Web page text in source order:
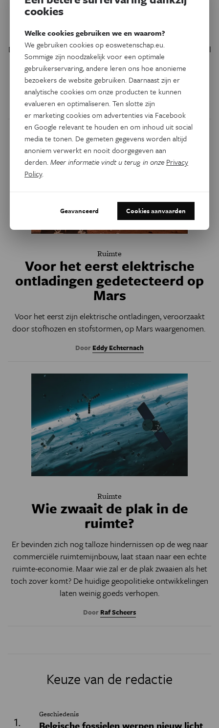
Roterend planetenstelsel in
wording
Deze hemelse draaikolk is geen spiraalvormig sterrenstelsel
op grote afstand in het heelal, maar een ronddraaiende
schijf van gas- en stofdeeltjes waaruit nieuwe planeten
ontstaan.
DoorGovert Schilling
Ruimte
Voor het eerst elektrische
ontladingen gedetecteerd op
Mars
Voor het eerst zijn elektrische ontladingen, veroorzaakt
door stofhozen en stofstormen, op Mars waargenomen.
Door Eddy Echternach
Ruimte
Wie zwaait de plak in de
ruimte?
Er bevinden zich nog talloze hindernissen op de weg naar
commerciële ruimtemijnbouw, laat staan naar een echte
ruimte-economie. Maar wie zal er de plak zwaaien als het
toch zover komt? De huidige geopolitieke ontwikkelingen
laten weinig goeds verhopen.
Door Raf Scheers
Keuze van de redactie
Geschiedenis
Belgische fossielen werpen nieuw licht
cookies
Welke cookies gebruiken we en waarom?
We gebruiken cookies op eoswetenschap.eu.
Sommige zijn noodzakelijk voor een optimale
gebruikerservaring, andere leren ons hoe anonieme
bezoekers de website gebruiken. Daarnaast zijn er
analytische cookies om onze producten te kunnen
evalueren en optimaliseren. Ten slotte zijn
er marketing cookies om advertenties via Facebook
en Google relevant te houden en om inhoud uit social
media te tonen. De gemeten gegevens worden altijd
anoniem verwerkt en nooit doorgegeven aan
derden.Meer informatie vindt u terug in onze Privacy
Policy.
Geavanceerd Cookies aanvaarden